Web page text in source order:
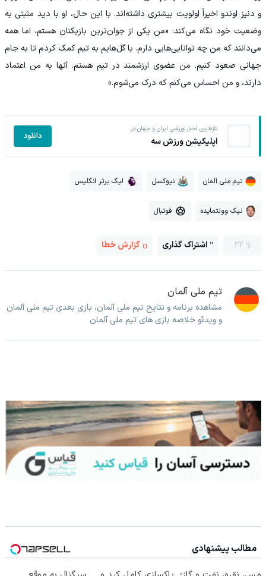
و دنیز اوندو اخیراً اولویت بیشتری داشته‌اند. با این حال، او با دید مثبتی به
وضعیت خود نگاه می‌کند: «من یکی از جوان‌ترین بازیکنان هستم، اما همه
می‌دانند که من چه توانایی‌هایی دارم. با گل‌هایم به تیم کمک کردم تا به جام
جهانی صعود کنیم. من عضوی ارزشمند در تیم هستم. آنها به من اعتماد
دارند، و من احساس می‌کنم که درک می‌شوم.»
تازه‌ترین اخبار ورزشی ایران و جهان در
اپلیکیشن ورزش سه دانلود
تیم ملی آلمان نیوکسل لیگ برتر انگلیس
نیک وولتمایده فوتبال
22 اشتراک گذاری گزارش خطا
تیم ملی آلمان
مشاهده برنامه و نتایج تیم ملی آلمان، بازی بعدی تیم ملی آلمان
و ویدئو خلاصه بازی های تیم ملی آلمان
مطالب پیشنهادی